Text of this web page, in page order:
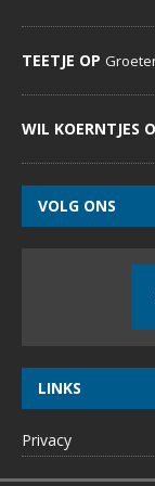
TEETJE OP
WIL KOERNTJES
VOLG ONS
LINKS
Privacy